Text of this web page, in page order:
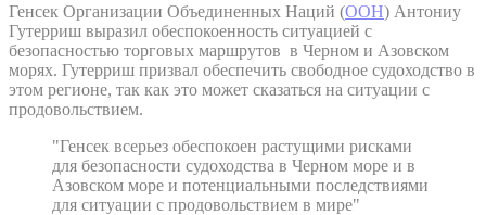
Генсек Организации Объединенных Наций (ООН) Антониу
Гутерриш выразил обеспокоенность ситуацией с
безопасностью торговых маршрутов в Черном и Азовском
морях. Гутерриш призвал обеспечить свободное судоходство в
этом регионе, так как это может сказаться на ситуации с
продовольствием.
"Генсек всерьез обеспокоен растущими рисками
для безопасности судоходства в Черном море и в
Азовском море и потенциальными последствиями
для ситуации с продовольствием в мире"